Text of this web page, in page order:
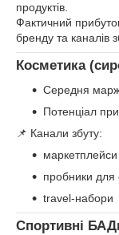
продуктів.
Фактичний
бренду та каналів
Косметика
Середня
Потенціал
📌 Канали збуту:
маркетплейси
пробники для
travel-набори
Спортивні